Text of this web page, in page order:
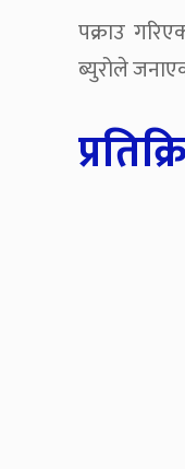
पक्राउ
ब्युरोले